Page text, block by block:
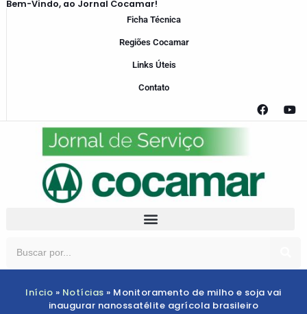
Bem-Vindo, ao Jornal Cocamar!
Ficha Técnica
Regiões Cocamar
Links Úteis
Contato
Início » Notícias » Monitoramento de milho e soja vai
inaugurar nanossatélite agrícola brasileiro